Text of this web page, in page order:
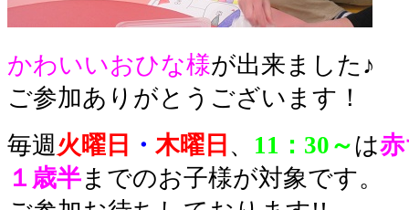
かわいいおひな様が出来ました♪
ご参加ありがとうございます！
毎週火曜日 ・ 木曜日 、 11：30～ は
１歳半までのお子様が対象です。